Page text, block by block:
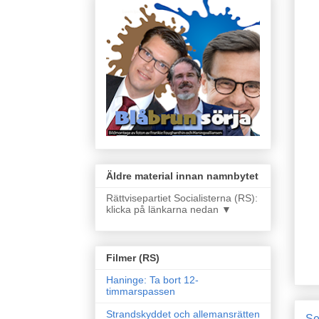
Äldre material innan namnbytet
Rättvisepartiet Socialisterna (RS):
klicka på länkarna nedan ▼
Filmer (RS)
Haninge: Ta bort 12-
timmarspassen
Strandskyddet och allemansrätten